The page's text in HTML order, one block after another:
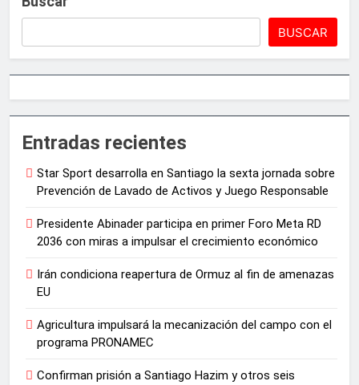
BUSCAR
Entradas recientes
Star Sport desarrolla en Santiago la sexta jornada sobre
Prevención de Lavado de Activos y Juego Responsable
Presidente Abinader participa en primer Foro Meta RD
2036 con miras a impulsar el crecimiento económico
Irán condiciona reapertura de Ormuz al fin de amenazas
EU
Agricultura impulsará la mecanización del campo con el
programa PRONAMEC
Confirman prisión a Santiago Hazim y otros seis